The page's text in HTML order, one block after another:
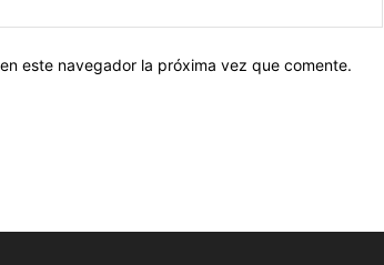
este navegador la próxima vez que comente.